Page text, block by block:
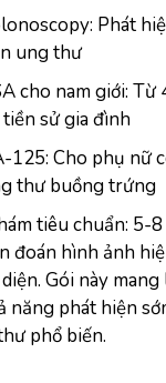
Phát
ung thư
cho nam giới: Từ
sử gia đình
125: Cho phụ nữ
thư buồng trứng
tiêu chuẩn: 5-
đoán hình ảnh
Gói này
năng phát hiện
phổ biến.